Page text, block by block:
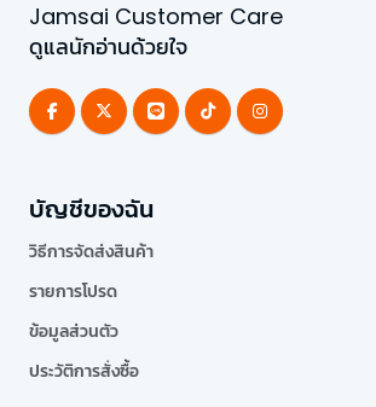
Jamsai Customer Care
ดูแลนักอ่านด้วยใจ
บัญชีของฉัน
วิธีการจัดส่งสินค้า
รายการโปรด
ข้อมูลส่วนตัว
ประวัติการสั่งซื้อ